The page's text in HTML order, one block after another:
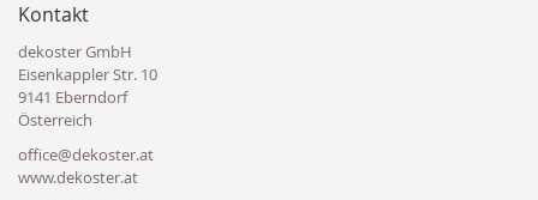
Kontakt
dekoster GmbH
Eisenkappler Str. 10
9141 Eberndorf
Österreich
office@dekoster.at
www.dekoster.at